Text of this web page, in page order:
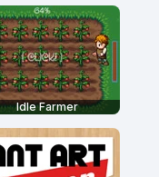
Idle Farmer